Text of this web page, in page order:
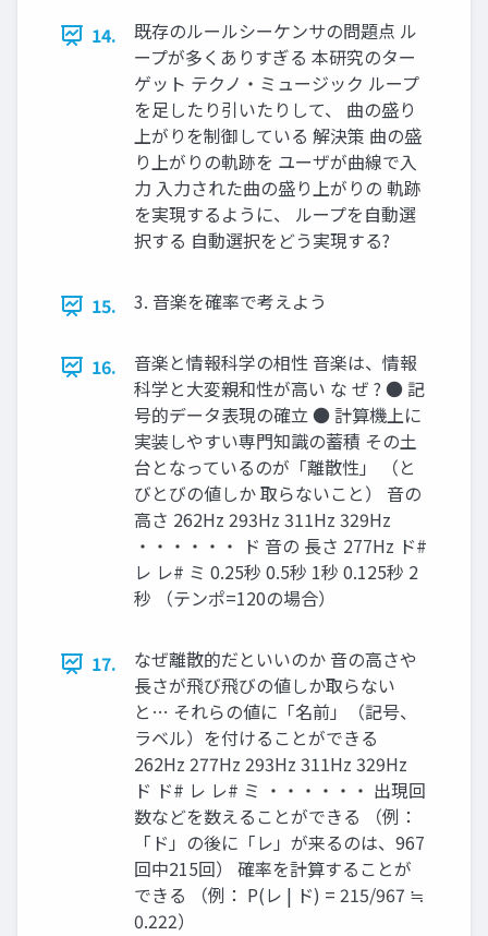
14.
既存のルールシーケンサの問題点 ル
ープが多くありすぎる 本研究のター
ゲット テクノ・ミュージック ループ
を足したり引いたりして、 曲の盛り
上がりを制御している 解決策 曲の盛
り上がりの軌跡を ユーザが曲線で入
力 入力された曲の盛り上がりの 軌跡
を実現するように、 ループを自動選
択する 自動選択をどう実現する?
15. 3. 音楽を確率で考えよう
16.
音楽と情報科学の相性 音楽は、情報
科学と大変親和性が高い な ぜ ? ● 記
号的データ表現の確立 ● 計算機上に
実装しやすい専門知識の蓄積 その土
台となっているのが「離散性」 （と
びとびの値しか 取らないこと） 音の
高さ 262Hz 293Hz 311Hz 329Hz
・・・・・・ ド 音の 長さ 277Hz ド#
レ レ# ミ 0.25秒 0.5秒 1秒 0.125秒 2
秒 （テンポ=120の場合）
17.
なぜ離散的だといいのか 音の高さや
長さが飛び飛びの値しか取らない
と… それらの値に「名前」（記号、
ラベル）を付けることができる
262Hz 277Hz 293Hz 311Hz 329Hz
ド ド# レ レ# ミ ・・・・・・ 出現回
数などを数えることができる （例：
「ド」の後に「レ」が来るのは、967
回中215回） 確率を計算することが
できる （例： P(レ | ド) = 215/967 ≒
0.222）